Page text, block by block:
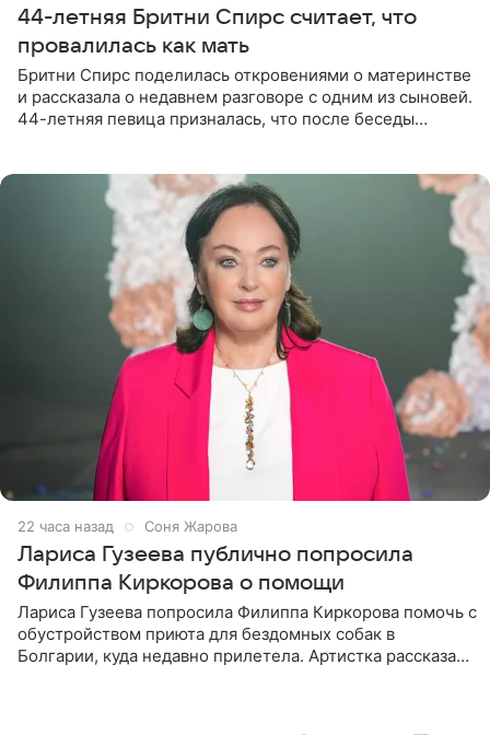
44-летняя Бритни Спирс считает, что
провалилась как мать
Бритни Спирс поделилась откровениями о материнстве
и рассказала о недавнем разговоре с одним из сыновей.
44-летняя певица призналась, что после беседы
22 часа назад Соня Жарова
Лариса Гузеева публично попросила
Филиппа Киркорова о помощи
Лариса Гузеева попросила Филиппа Киркорова помочь с
обустройством приюта для бездомных собак в
Болгарии, куда недавно прилетела. Артистка рассказала